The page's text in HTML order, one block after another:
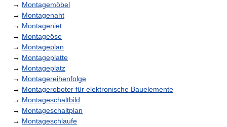
→ Montagemöbel
→ Montagenaht
→ Montageniet
→ Montageöse
→ Montageplan
→ Montageplatte
→ Montageplatz
→ Montagereihenfolge
→ Montageroboter für elektronische Bauelemente
→ Montageschaltbild
→ Montageschaltplan
→ Montageschlaufe